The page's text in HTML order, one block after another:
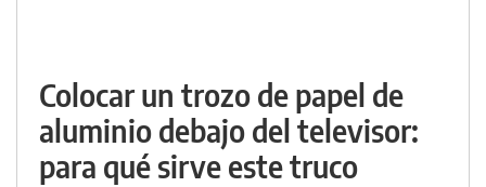
Colocar un trozo de papel de
aluminio debajo del televisor:
para qué sirve este truco